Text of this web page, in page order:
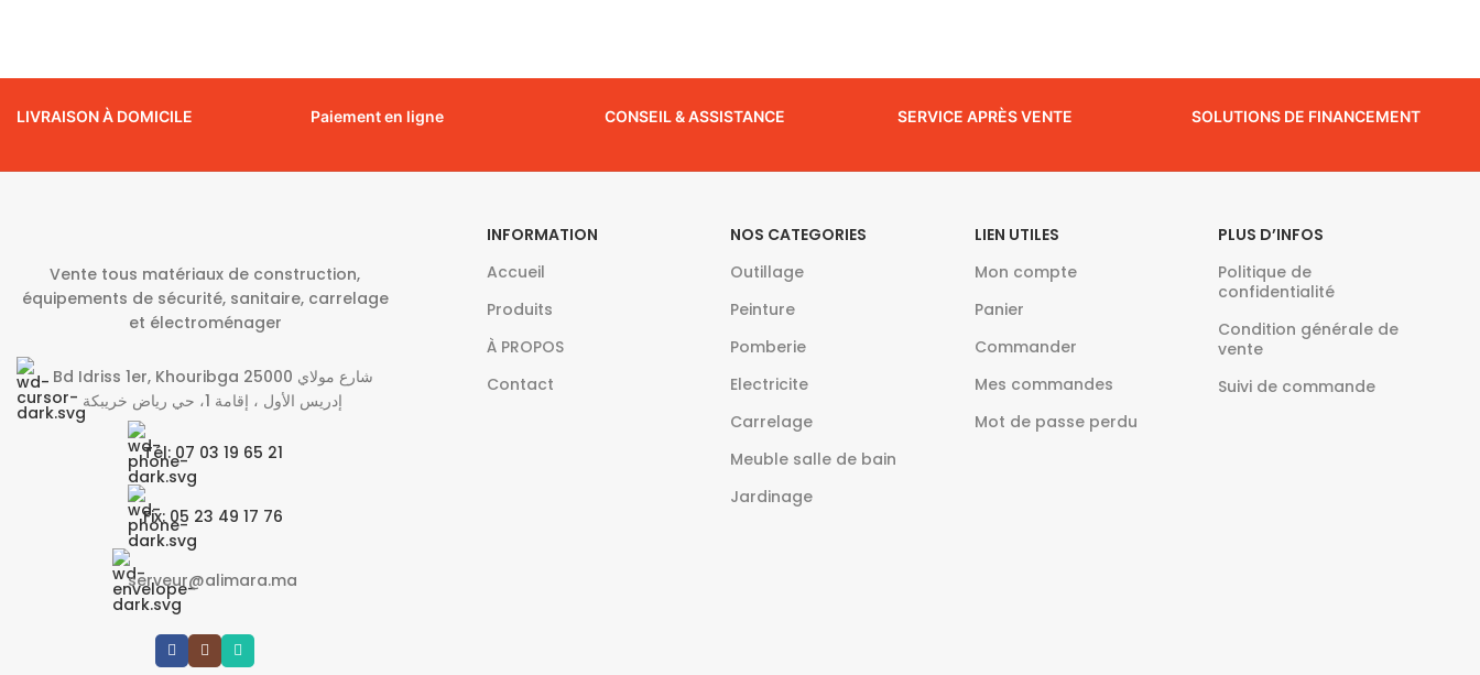
LIVRAISON À DOMICILE Paiement en ligne CONSEIL & ASSISTANCE SERVICE APRÈS VENTE SOLUTIONS DE FINANCEMENT
Vente tous matériaux de construction,
équipements de sécurité, sanitaire, carrelage
et électroménager
Bd Idriss 1er, Khouribga 25000 شارع مولاي
إدريس الأول ، إقامة 1، حي رياض خريبكة
Tél: 07 03 19 65 21
Fix: 05 23 49 17 76
serveur@alimara.ma
INFORMATION
Accueil
Produits
À PROPOS
Contact
NOS CATEGORIES
Outillage
Peinture
Pomberie
Electricite
Carrelage
Meuble salle de bain
Jardinage
LIEN UTILES
Mon compte
Panier
Commander
Mes commandes
Mot de passe perdu
PLUS D’INFOS
Politique de
confidentialité
Condition générale de
vente
Suivi de commande